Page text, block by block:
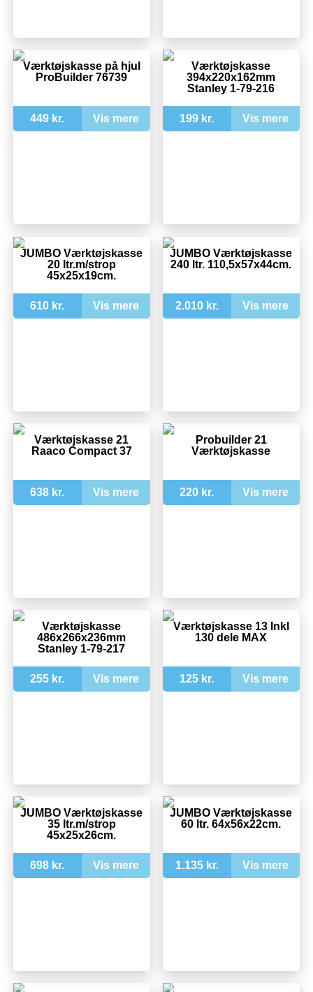
Værktøjskasse på hjul
ProBuilder 76739
449 kr. Vis mere
Værktøjskasse
394x220x162mm
Stanley 1-79-216
199 kr. Vis mere
JUMBO Værktøjskasse
20 ltr.m/strop
45x25x19cm.
610 kr. Vis mere
JUMBO Værktøjskasse
240 ltr. 110,5x57x44cm.
2.010 kr. Vis mere
Værktøjskasse 21
Raaco Compact 37
638 kr. Vis mere
Probuilder 21
Værktøjskasse
220 kr. Vis mere
Værktøjskasse
486x266x236mm
Stanley 1-79-217
255 kr. Vis mere
Værktøjskasse 13 Inkl
130 dele MAX
125 kr. Vis mere
JUMBO Værktøjskasse
35 ltr.m/strop
45x25x26cm.
698 kr. Vis mere
JUMBO Værktøjskasse
60 ltr. 64x56x22cm.
1.135 kr. Vis mere